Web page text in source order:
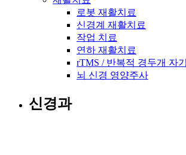
로봇 재활치료
신경계 재활치료
작업 치료
연하 재활치료
rTMS / 반복적 경두개 자
뇌 신경 영양주사
신경과